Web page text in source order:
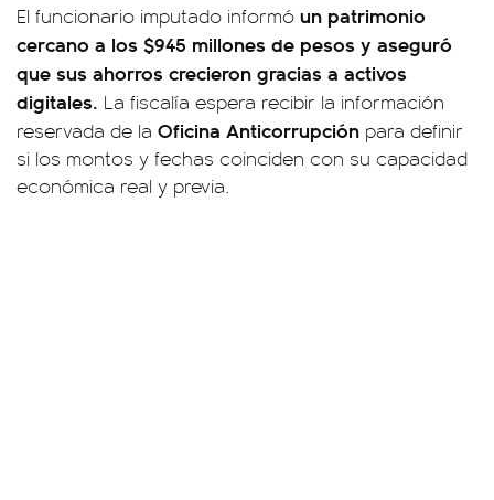
El funcionario imputado informó un patrimonio
cercano a los $945 millones de pesos y aseguró
que sus ahorros crecieron gracias a activos
digitales. La fiscalía espera recibir la información
reservada de la Oficina Anticorrupción para definir
si los montos y fechas coinciden con su capacidad
económica real y previa.